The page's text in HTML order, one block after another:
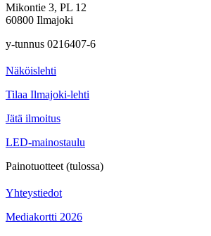
Mikontie 3, PL 12
60800 Ilmajoki
y-tunnus 0216407-6
Näköislehti
Tilaa Ilmajoki-lehti
Jätä ilmoitus
LED-mainostaulu
Painotuotteet (tulossa)
Yhteystiedot
Mediakortti 2026